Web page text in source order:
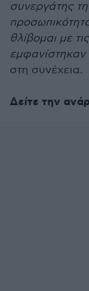
συνεργάτης
θλίβομαι με
εμφανίστηκαν
στη συνέχεια.
Δείτε την